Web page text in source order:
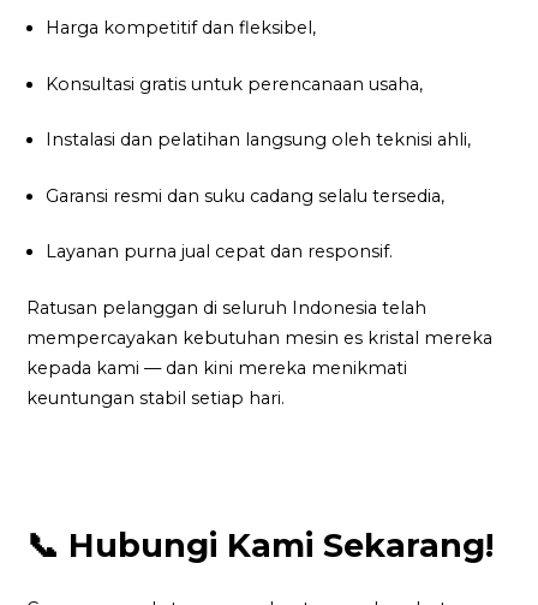
Harga kompetitif dan fleksibel,
Konsultasi gratis untuk perencanaan usaha,
Instalasi dan pelatihan langsung oleh teknisi ahli,
Garansi resmi dan suku cadang selalu tersedia,
Layanan purna jual cepat dan responsif.
Ratusan pelanggan di seluruh Indonesia telah
mempercayakan kebutuhan mesin es kristal mereka
kepada kami — dan kini mereka menikmati
keuntungan stabil setiap hari.
📞 Hubungi Kami Sekarang!